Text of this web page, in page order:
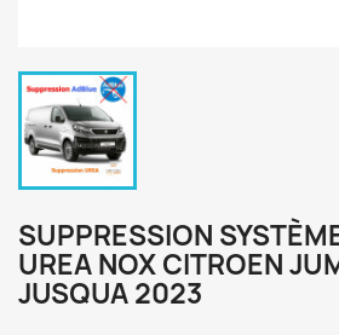
SUPPRESSION
UREA NOX CITROEN
JUSQUA 2023